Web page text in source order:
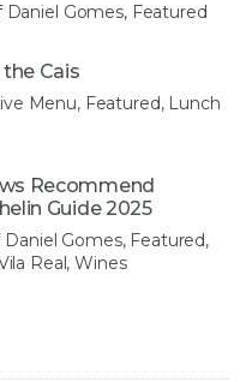
Daniel Gomes, Featured
Cais
Menu, Featured, Lunch
Recommend
Guide 2025
Daniel Gomes, Featured,
Real, Wines